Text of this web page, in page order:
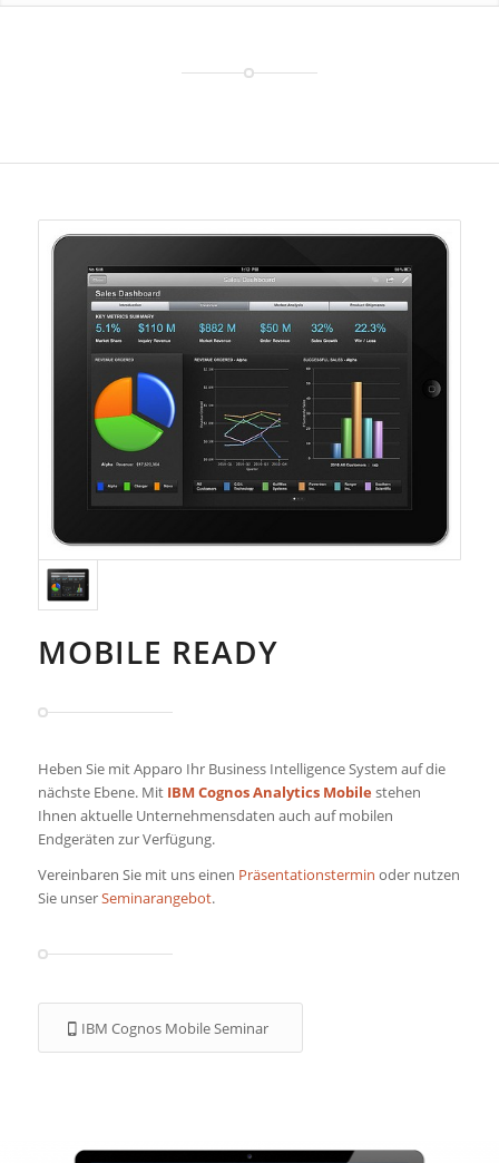
MOBILE READY
Heben Sie mit Apparo Ihr Business Intelligence System auf die
nächste Ebene. MitIBM Cognos Analytics Mobilestehen
Ihnen aktuelle Unternehmensdaten auch auf mobilen
Endgeräten zur Verfügung.
Vereinbaren Sie mit uns einen Präsentationstermin oder nutzen
Sie unserSeminarangebot.
IBM Cognos Mobile Seminar